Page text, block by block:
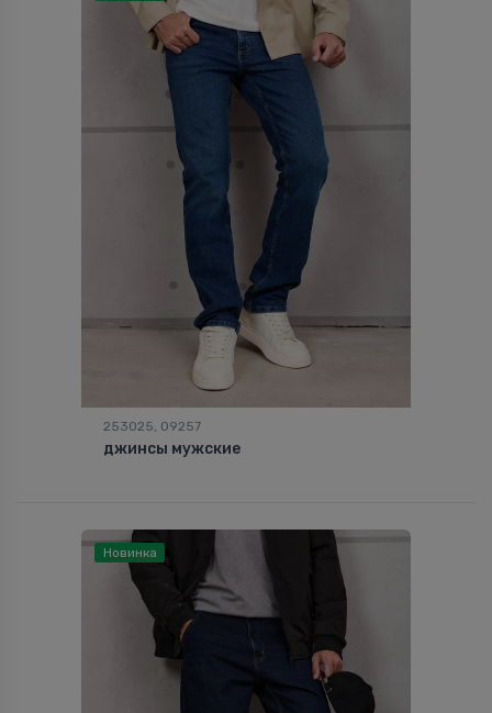
253025, 09257
джинсы мужские
Новинка